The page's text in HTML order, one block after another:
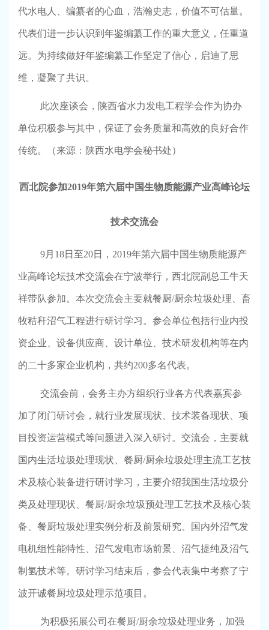
代水电人、编纂者的心血，浩瀚史志，价值不可估量。
代表们进一步认识到年鉴编纂工作的重大意义，任重道
远。为持续做好年鉴编纂工作坚定了信心，启迪了思
维，凝聚了共识。
此次座谈会，陕西省水力发电工程学会作为协办
单位积极参与其中，保证了会务质量和高效的良好合作
传统。 （来源：陕西水电学会秘书处）
西北院参加2019年第六届中国生物质能源产业高峰论坛
技术交流会
9月 18日至20日， 2019年第六届中国生物质能源产
业高峰论坛技术交流会在宁波举行，西北院副总工牛天
祥带队参加。本次交流会主要就餐厨/厨余垃圾处理、畜
牧秸秆沼气工程进行研讨学习。参会单位包括行业内投
资企业、设备供应商、设计单位、技术研发机构等在内
的二十多家企业机构，共约200多名代表。
交流会前，会务主办方组织行业各方代表嘉宾参
加了闭门研讨会，就行业发展现状、技术装备现状、项
目投资运营模式等问题进入深入研讨。交流会，主要就
国内生活垃圾处理现状、餐厨/厨余垃圾处理主流工艺技
术及核心装备进行研讨学习，主要介绍我国生活垃圾分
类及处理现状、餐厨/厨余垃圾预处理工艺技术及核心装
备、餐厨垃圾处理实例分析及前景研究、国内外沼气发
电机组性能特性、沼气发电市场前景、沼气提纯及沼气
制氢技术等。研讨学习结束后，参会代表集中考察了宁
波开诚餐厨垃圾处理示范项目。
为积极拓展公司在餐厨/厨余垃圾处理业务，加强